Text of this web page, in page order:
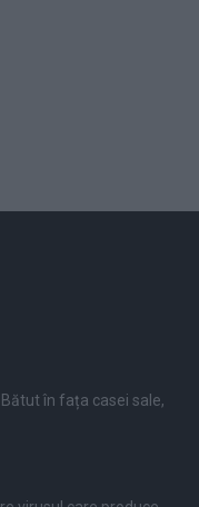
în fața casei sale,